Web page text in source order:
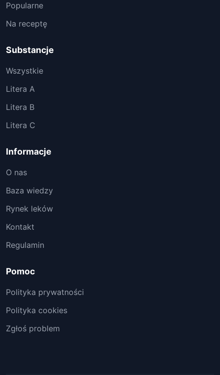
Popularne
Na receptę
Substancje
Wszystkie
Litera A
Litera B
Litera C
Informacje
O nas
Baza wiedzy
Rynek leków
Kontakt
Regulamin
Pomoc
Polityka prywatności
Polityka cookies
Zgłoś problem